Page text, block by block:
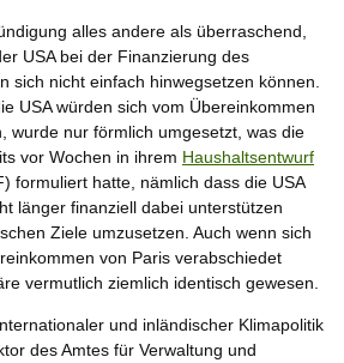
alles andere als überraschend,
USA bei der Finanzierung des
sich nicht einfach hinwegsetzen können.
USA würden sich vom Übereinkommen
wurde nur förmlich umgesetzt, was die
vor Wochen in ihrem Haushaltsentwurf
formuliert hatte, nämlich dass die USA
länger finanziell dabei unterstützen
Ziele umzusetzen. Auch wenn sich
von Paris verabschiedet
vermutlich ziemlich identisch gewesen.
und inländischer Klimapolitik
des Amtes für Verwaltung und